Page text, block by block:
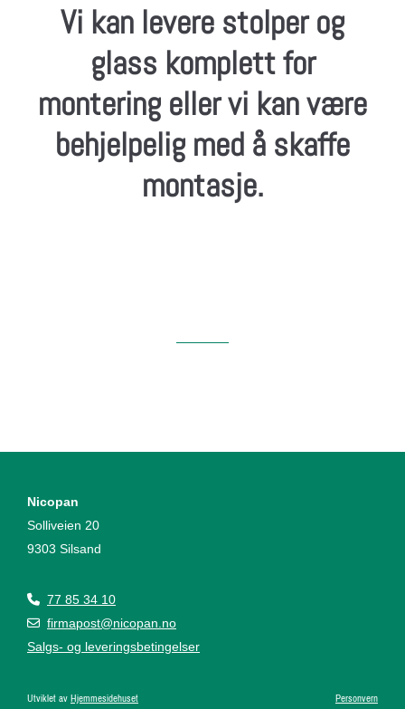
Vi kan levere stolper og
glass komplett for
montering eller vi kan være
behjelpelig med å skaffe
montasje.
Nicopan
Solliveien 20
9303 Silsand
 77 85 34 10
 firmapost@nicopan.no
Salgs- og leveringsbetingelser
Utviklet avHjemmesidehuset Personvern